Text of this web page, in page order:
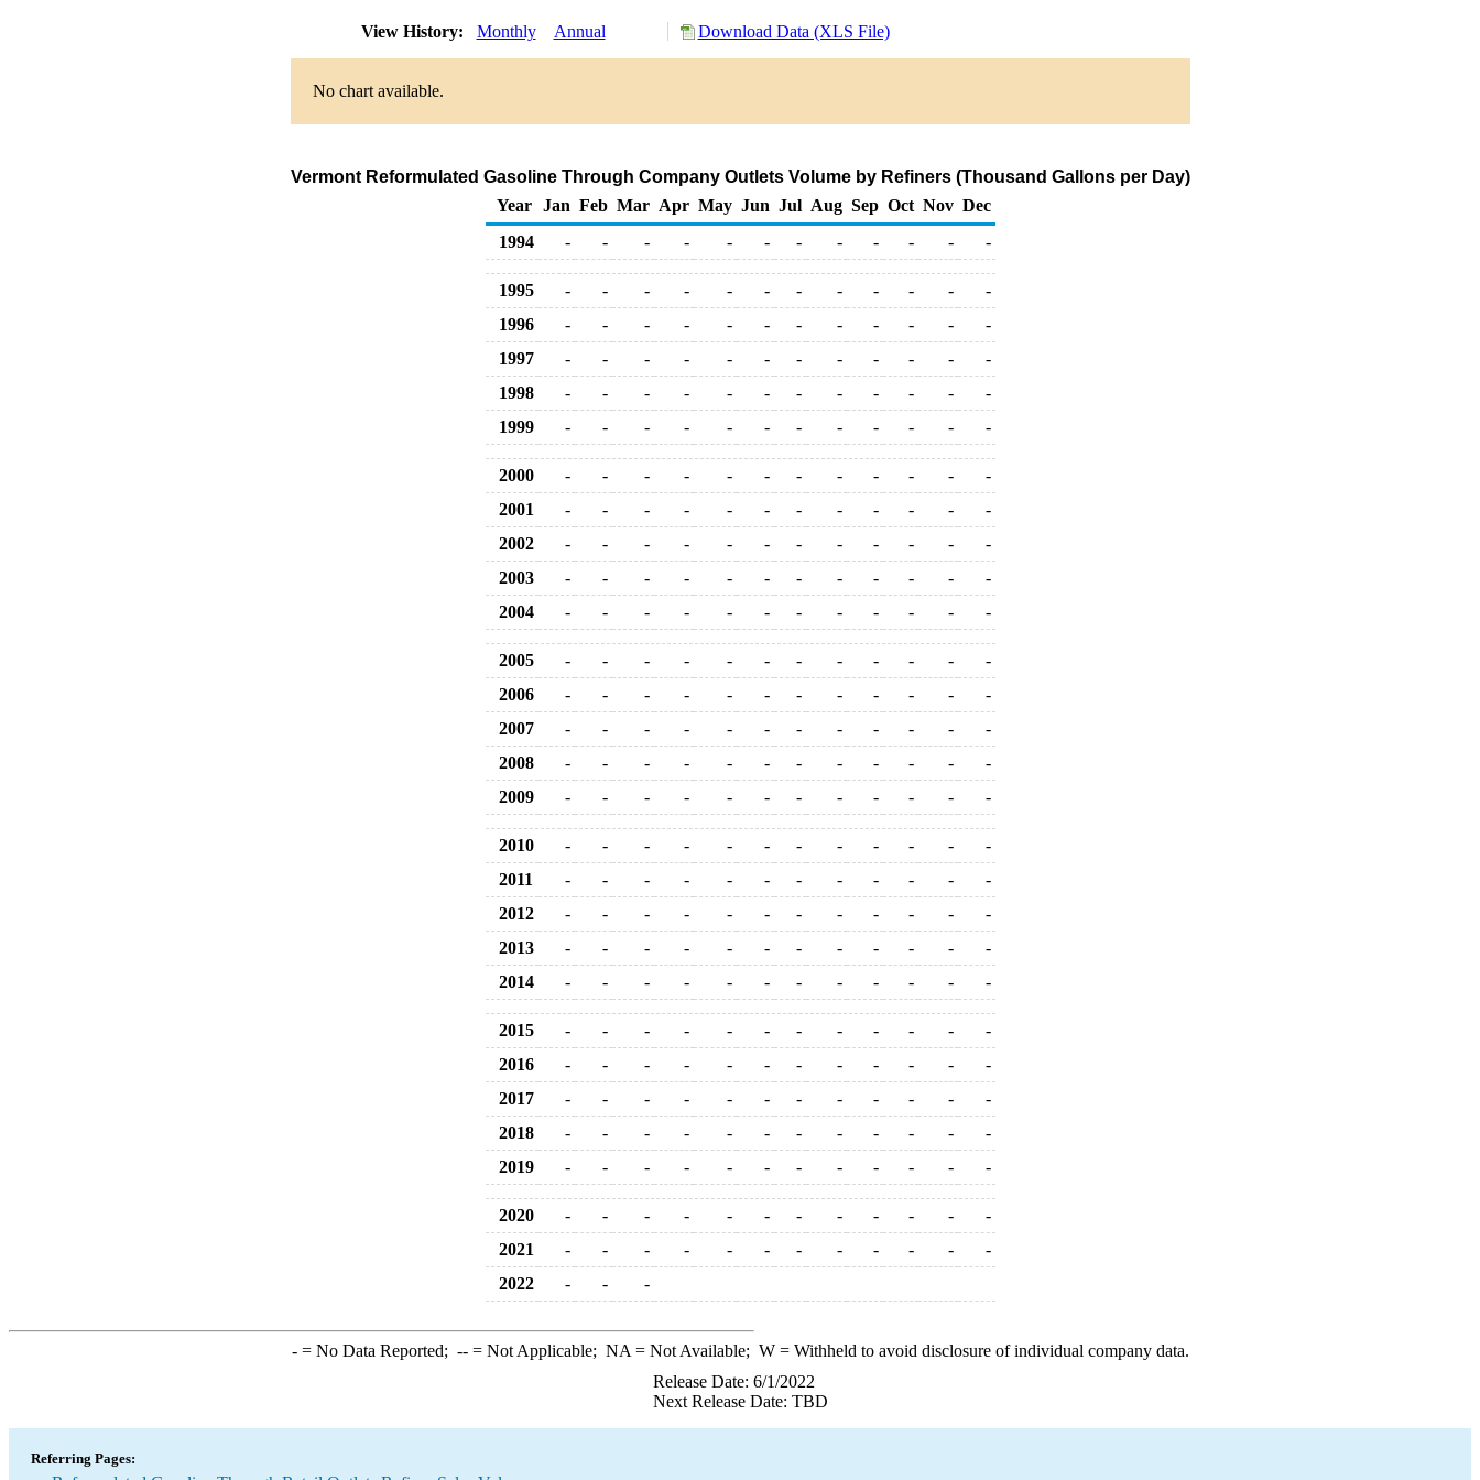
View History: Monthly Annual Download Data (XLS File)
No chart available.
Vermont Reformulated Gasoline Through Company Outlets Volume by Refiners (Thousand Gallons per Day)
Year
Jan Feb Mar Apr May Jun Jul Aug Sep Oct Nov Dec
1994
- - - - - - - - - - - -
1995 - - - - - - - - - - -
-
1996
- - - - - - - - - - -
-
1997
- - - - - - - - - - -
-
1998
- - - - - - - - - - -
-
1999
- - - - - - - - - - - -
2000 - - - - - - - - - - -
-
2001
- - - - - - - - - - -
-
2002
- - - - - - - - - - -
-
2003
- - - - - - - - - - -
-
2004
- - - - - - - - - - - -
2005 - - - - - - - - - - -
-
2006
- - - - - - - - - - -
-
2007
- - - - - - - - - - -
-
2008
- - - - - - - - - - -
-
2009
- - - - - - - - - - - -
2010 - - - - - - - - - - -
-
2011
- - - - - - - - - - -
-
2012
- - - - - - - - - - -
-
2013
- - - - - - - - - - -
-
2014
- - - - - - - - - - - -
2015 - - - - - - - - - - -
-
2016
- - - - - - - - - - -
-
2017
- - - - - - - - - - -
-
2018
- - - - - - - - - - -
-
2019
- - - - - - - - - - - -
2020 - - - - - - - - - - -
-
2021
- - - - - - - - - - -
-
2022
- - -
-= No Data Reported; --= Not Applicable; NA = Not Available; W= Withheld to avoid disclosure of individual company data.
Release Date: 6/1/2022
Next Release Date: TBD
Referring Pages: